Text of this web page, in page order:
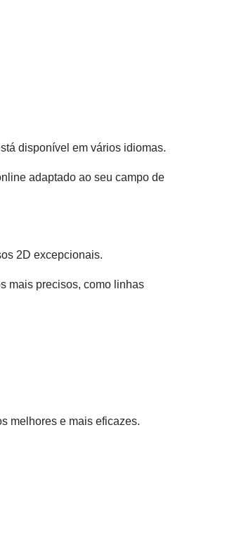
disponível em vários idiomas.
adaptado ao seu campo de
2D excepcionais.
mais precisos, como linhas
melhores e mais eficazes.